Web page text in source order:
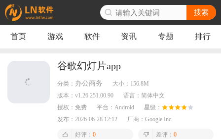
搜索
首页 游戏 软件 资讯 专题 排行
谷歌幻灯片app
分类： 办公商务 大小： 156.8M
版本： v1.26.251.00.90 语言： 简体中文
授权： 免费 平台： Android
星级：
发布： 2026-06-28 12:12 厂商： Google Inc.
好评： 0 差评： 0